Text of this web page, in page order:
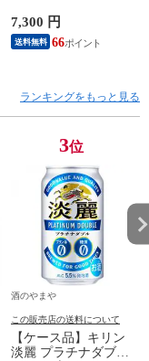
7,300 円
送料無料 66
ランキングをもっと見る
3位
酒のやまや
この販売店の送料について
【ケース品】キリン
淡麗 プラチナダブル